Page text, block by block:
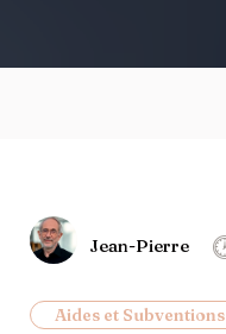
Jean-Pierre
Aides et Subventions